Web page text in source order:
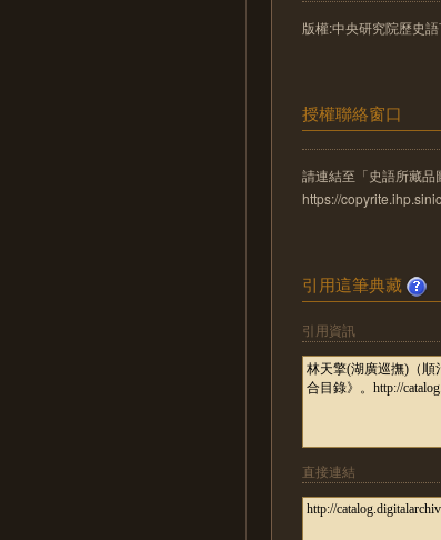
版權:中央研究院歷史
授權聯絡窗口
請連結至「史語所藏品
https://
引用這筆典藏
引用資訊
直接連結